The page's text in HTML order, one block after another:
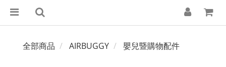
全部商品 AIRBUGGY 嬰兒暨購物配件